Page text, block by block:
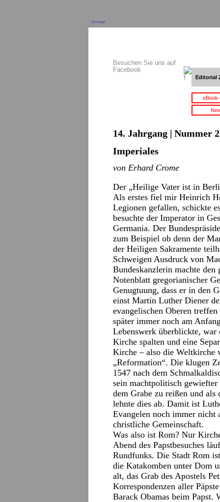
Anzeige
Besuchen Sie uns auf
Facebook
Editorial
14. Jahrgang | Nummer
Imperiales
von Erhard Crome
Der „Heilige Vater ist in
Als erstes fiel mir Heinrich
Legionen gefallen, schickte
besuchte der Imperator in
Germania. Der
zum Beispiel ob denn der
der Heiligen Sakramente
Schweigen Ausdruck von
Bundeskanzlerin machte
Notenblatt gregorianischer
Genugtuung, dass er in den
einst Martin Luther Diener
evangelischen Oberen
später immer noch am
Lebenswerk überblickte,
Kirche spalten und eine
Kirche – also die Weltkirche
„Reformation“. Die klugen
1547 nach dem
sein machtpolitisch
dem Grabe zu reißen und
lehnte dies ab. Damit ist
Evangelen noch immer nicht
christliche Gemeinschaft.
Was also ist Rom? Nur
Abend des Papstbesuches
Rundfunks. Die Stadt Rom
die Katakomben unter Dom
alt, das Grab des Apostels
Korrespondenzen aller
Barack Obamas beim Papst.